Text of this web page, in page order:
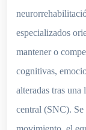
especializados
mantener o
cognitivas,
alteradas tras una
central (SNC). Se